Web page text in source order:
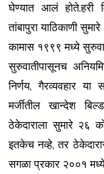
घेण्यात आलं होते.हरी
तांबापुरा याठिकाणी
कामास १९९९ मध्ये
सुरुवातीपासूनच
निर्णय, गैरव्यवहार या
मर्जीतील खान्देश
ठेकेदाराला सुमारे २६
इतकेच नव्हे, तर
सगळा प्रकार २००१